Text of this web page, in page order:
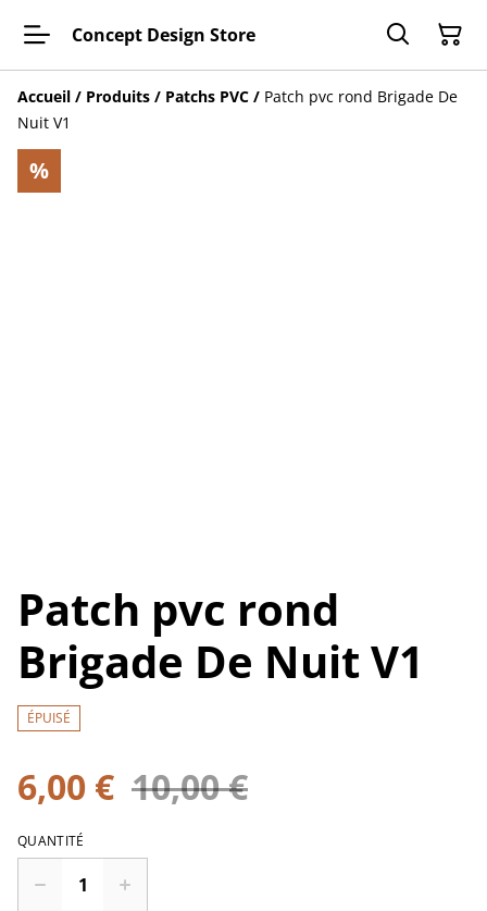
Concept Design Store
Accueil / Produits / Patchs PVC / Patch pvc rond Brigade De
Nuit V1
%
Patch pvc rond
Brigade De Nuit V1
ÉPUISÉ
6,00 € 10,00 €
QUANTITÉ